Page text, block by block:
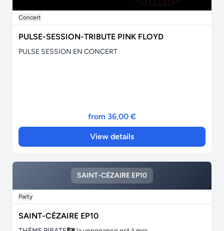
Concert
PULSE-SESSION-TRIBUTE PINK FLOYD
PULSE SESSION EN CONCERT
from 36,00 €
View details
SAINT-CÉZAIRE EP10
Party
SAINT-CÉZAIRE EP10